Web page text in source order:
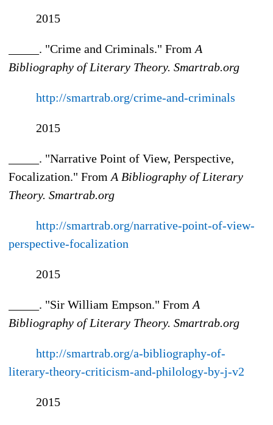
2015
_____. "Crime and Criminals." From A
Bibliography of Literary Theory. Smartrab.org
http://smartrab.org/crime-and-criminals
2015
_____. "Narrative Point of View, Perspective,
Focalization." From A Bibliography of Literary
Theory. Smartrab.org
http://smartrab.org/narrative-point-of-view-
perspective-focalization
2015
_____. "Sir William Empson." From A
Bibliography of Literary Theory. Smartrab.org
http://smartrab.org/a-bibliography-of-
literary-theory-criticism-and-philology-by-j-v2
2015